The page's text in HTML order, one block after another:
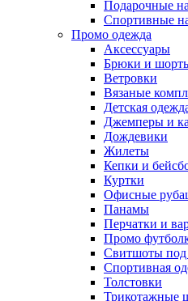
Подарочные
Спортивные
Промо одежда
Аксессуары
Брюки и
Ветровки
Вязаные
Детская
Джемперы и
Дождевики
Жилеты
Кепки и
Куртки
Офисные
Панамы
Перчатки и
Промо
Свитшоты под
Спортивная
Толстовки
Трикотажные